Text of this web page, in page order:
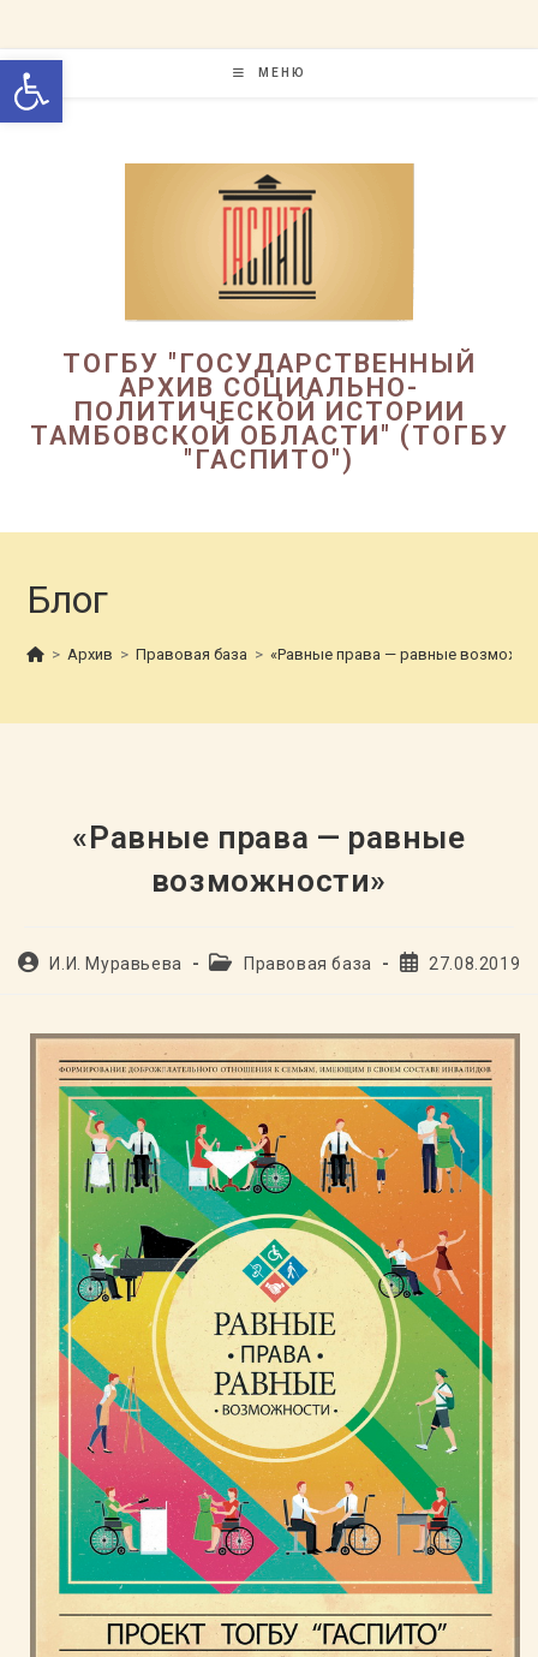
Открыть панель
содержимому
МЕНЮ
ТОГБУ "ГОСУДАРСТВЕННЫЙ
АРХИВ СОЦИАЛЬНО-
ПОЛИТИЧЕСКОЙ ИСТОРИИ
ТАМБОВСКОЙ ОБЛАСТИ" (ТОГБУ
"ГАСПИТО")
Блог
> Архив > Правовая база > «Равные права — равные
«Равные права — равные
возможности»
АвторИ.И. Муравьева
РубрикаПравовая база
Запись27.08.2019